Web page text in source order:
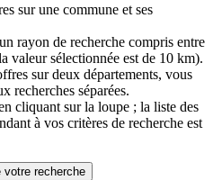
sur une commune et ses
rayon de recherche compris entre
valeur sélectionnée est de 10 km).
sur deux départements, vous
recherches séparées.
cliquant sur la loupe ; la liste des
à vos critères de recherche est
recherche